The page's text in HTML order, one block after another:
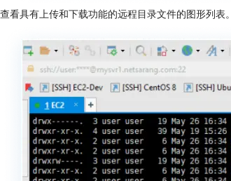
查看具有上传和下载功能的远程目录文件的图形列表。